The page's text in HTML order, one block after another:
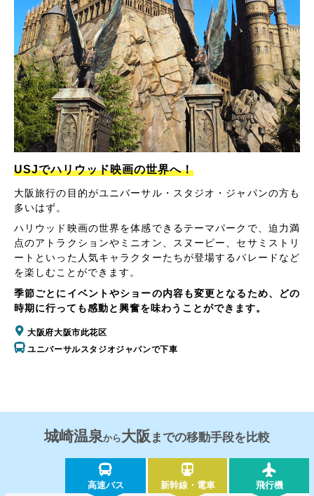
USJでハリウッド映画の世界へ！
大阪旅行の目的がユニバーサル・スタジオ・ジャパンの方も
多いはず。
ハリウッド映画の世界を体感できるテーマパークで、迫力満
点のアトラクションやミニオン、スヌーピー、セサミストリ
ートといった人気キャラクターたちが登場するパレードなど
を楽しむことができます。
季節ごとにイベントやショーの内容も変更となるため、どの
時期に行っても感動と興奮を味わうことができます。
大阪府大阪市此花区
ユニバーサルスタジオジャパンで下車
城崎温泉から大阪 までの移動手段を比較
高速バス 新幹線・電車 飛行機